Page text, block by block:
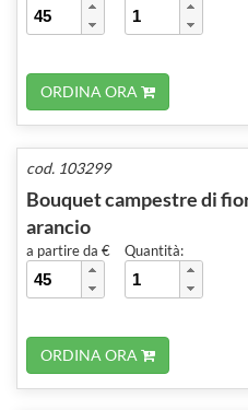
ORDINA ORA
cod. 103299
Bouquet campestre di
arancio
a partire da € Quantità:
ORDINA ORA